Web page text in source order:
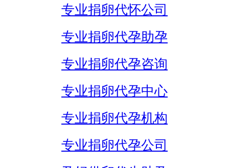
专业捐卵代怀公司
专业捐卵代孕助孕
专业捐卵代孕咨询
专业捐卵代孕中心
专业捐卵代孕机构
专业捐卵代孕公司